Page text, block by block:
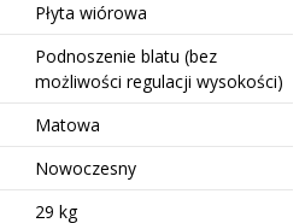
Płyta wiórowa
Podnoszenie blatu (bez
możliwości regulacji wysokości)
Matowa
Nowoczesny
29 kg